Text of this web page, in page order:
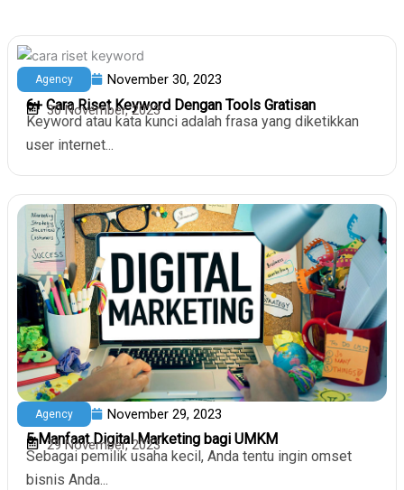
Agency November 30, 2023
6+ Cara Riset Keyword Dengan Tools Gratisan
30 November, 2023
Keyword atau kata kunci adalah frasa yang diketikkan
user internet...
Agency November 29, 2023
5 Manfaat Digital Marketing bagi UMKM
29 November, 2023
Sebagai pemilik usaha kecil, Anda tentu ingin omset
bisnis Anda...